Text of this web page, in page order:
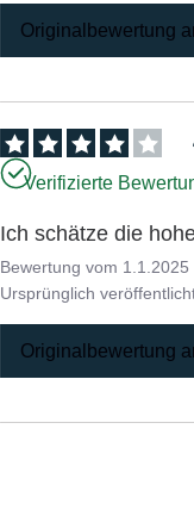
Originalbewertung
Verifizierte
Ich schätze die
Bewertung vom 1.1.2025
Ursprünglich
Originalbewertung